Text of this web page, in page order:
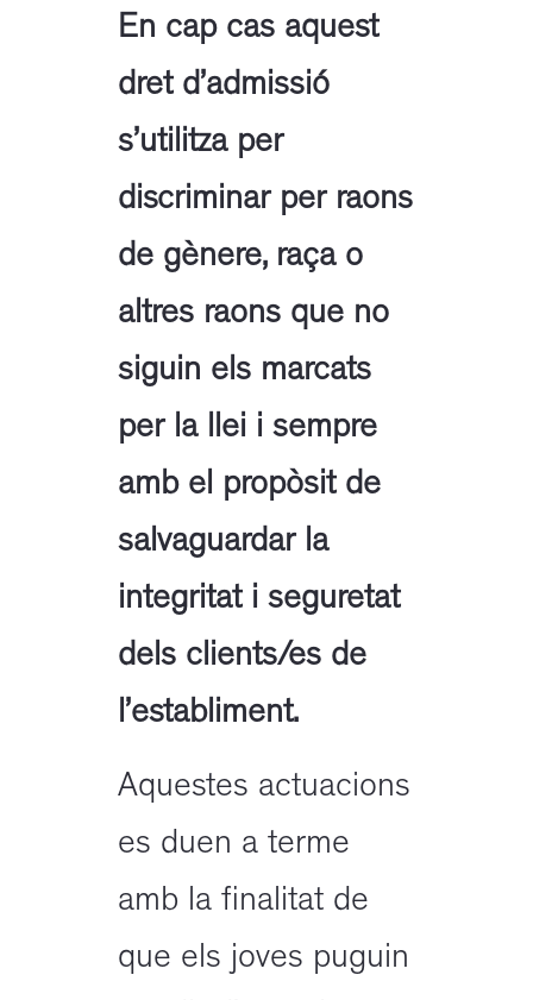
En cap cas aquest
dret d’admissió
s’utilitza per
discriminar per raons
de gènere, raça o
altres raons que no
siguin els marcats
per la llei i sempre
amb el propòsit de
salvaguardar la
integritat i seguretat
dels clients/es de
l’establiment.
Aquestes actuacions
es duen a terme
amb la finalitat de
que els joves puguin